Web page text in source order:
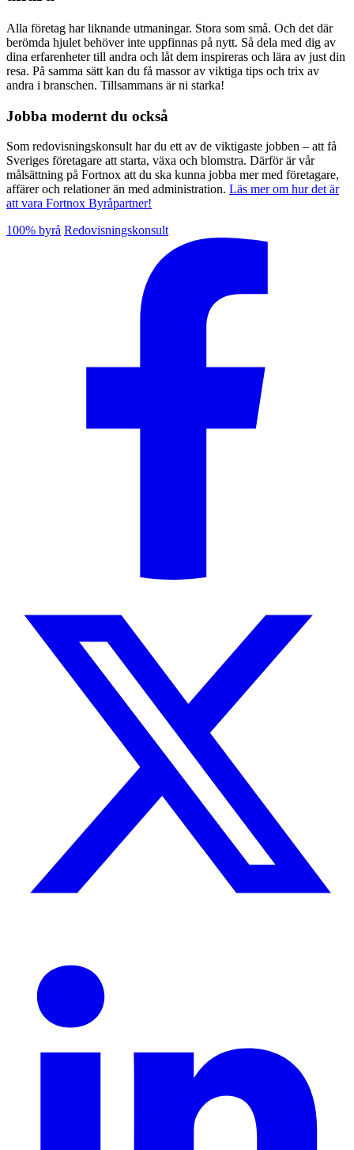
Alla företag har liknande utmaningar. Stora som små. Och det där
berömda hjulet behöver inte uppfinnas på nytt. Så dela med dig av
dina erfarenheter till andra och låt dem inspireras och lära av just din
resa. På samma sätt kan du få massor av viktiga tips och trix av
andra i branschen. Tillsammans är ni starka!
Jobba modernt du också
Som redovisningskonsult har du ett av de viktigaste jobben – att få
Sveriges företagare att starta, växa och blomstra. Därför är vår
målsättning på Fortnox att du ska kunna jobba mer med företagare,
affärer och relationer än med administration. Läs mer om hur det är
att vara Fortnox Byråpartner!
100% byrå Redovisningskonsult